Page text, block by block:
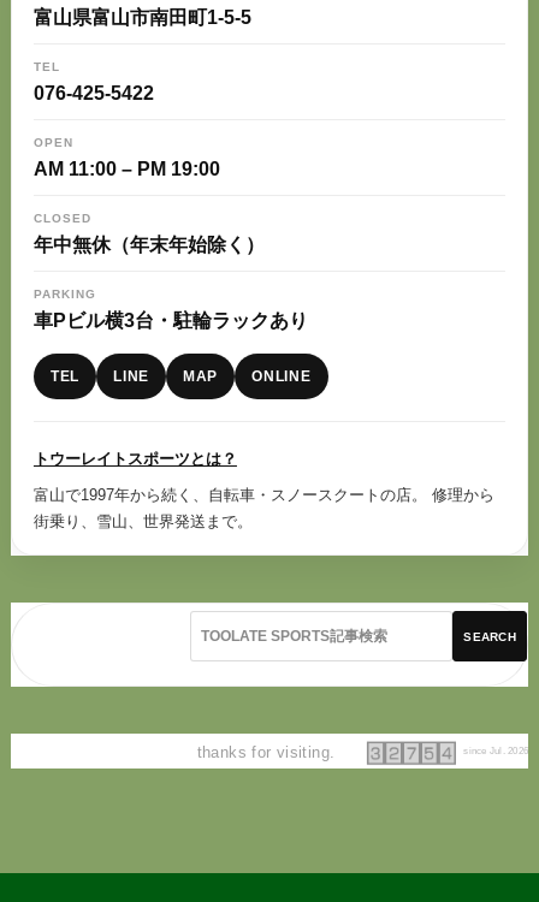
富山県富山市南田町1-5-5
TEL
076-425-5422
OPEN
AM 11:00 – PM 19:00
CLOSED
年中無休（年末年始除く）
PARKING
車Pビル横3台・駐輪ラックあり
TEL LINE MAP ONLINE
トウーレイトスポーツとは？
富山で1997年から続く、自転車・スノースクートの店。 修理から
街乗り、雪山、世界発送まで。
SEARCH
thanks for visiting. since Jul. 2026